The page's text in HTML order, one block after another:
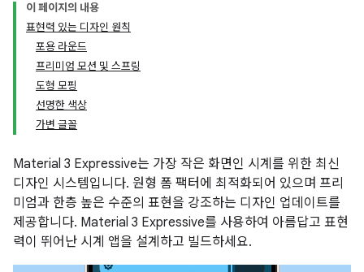
이 페이지의 내용
표현력 있는 디자인 원칙
포용 라운드
프리미엄 모션 및 스프링
도형 모핑
선명한 색상
가변 글꼴
Material 3 Expressive는 가장 작은 화면인 시계를 위한 최신
디자인 시스템입니다. 원형 폼 팩터에 최적화되어 있으며 프리
미엄과 한층 높은 수준의 표현을 강조하는 디자인 업데이트를
제공합니다. Material 3 Expressive를 사용하여 아름답고 표현
력이 뛰어난 시계 앱을 설계하고 빌드하세요.